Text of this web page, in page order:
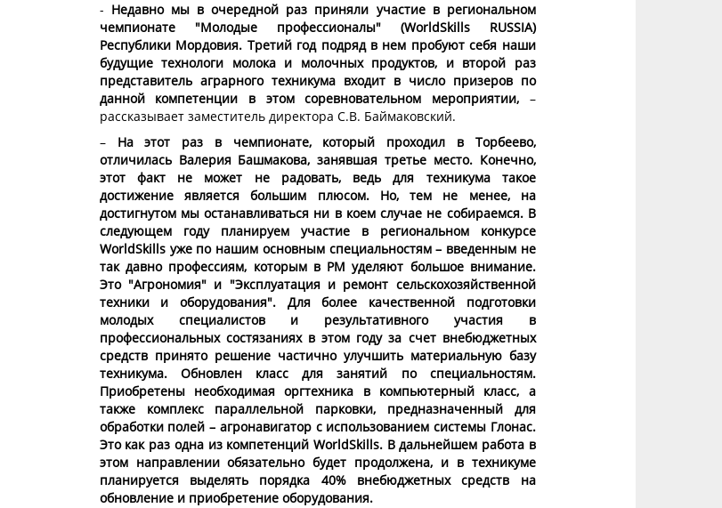
- Недавно мы в очередной раз приняли участие в региональном
чемпионате "Молодые профессионалы" (WorldSkills RUSSIA)
Республики Мордовия. Третий год подряд в нем пробуют себя наши
будущие технологи молока и молочных продуктов, и второй раз
представитель аграрного техникума входит в число призеров по
данной компетенции в этом соревновательном мероприятии, –
рассказывает заместитель директора С.В. Баймаковский.
– На этот раз в чемпионате, который проходил в Торбеево,
отличилась Валерия Башмакова, занявшая третье место. Конечно,
этот факт не может не радовать, ведь для техникума такое
достижение является большим плюсом. Но, тем не менее, на
достигнутом мы останавливаться ни в коем случае не собираемся. В
следующем году планируем участие в региональном конкурсе
WorldSkills уже по нашим основным специальностям – введенным не
так давно профессиям, которым в РМ уделяют большое внимание.
Это "Агрономия" и "Эксплуатация и ремонт сельскохозяйственной
техники и оборудования". Для более качественной подготовки
молодых специалистов и результативного участия в
профессиональных состязаниях в этом году за счет внебюджетных
средств принято решение частично улучшить материальную базу
техникума. Обновлен класс для занятий по специальностям.
Приобретены необходимая оргтехника в компьютерный класс, а
также комплекс параллельной парковки, предназначенный для
обработки полей – агронавигатор с использованием системы Глонас.
Это как раз одна из компетенций WorldSkills. В дальнейшем работа в
этом направлении обязательно будет продолжена, и в техникуме
планируется выделять порядка 40% внебюджетных средств на
обновление и приобретение оборудования.